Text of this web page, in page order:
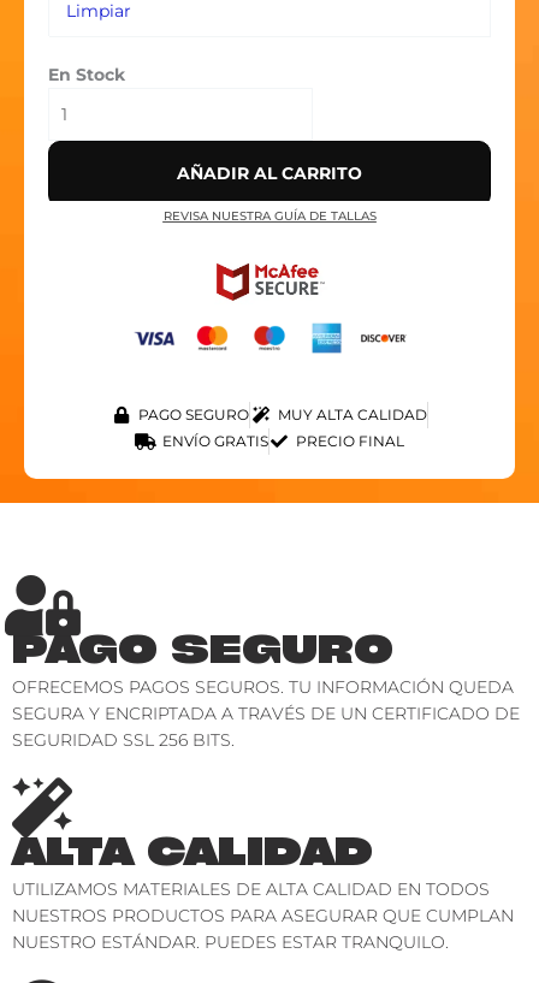
Limpiar
En Stock
AÑADIR AL CARRITO
REVISA NUESTRA GUÍA DE TALLAS
PAGO SEGURO
MUY ALTA CALIDAD
ENVÍO GRATIS
PRECIO FINAL
PAGO SEGURO
OFRECEMOS PAGOS SEGUROS. TU INFORMACIÓN QUEDA
SEGURA Y ENCRIPTADA A TRAVÉS DE UN CERTIFICADO DE
SEGURIDAD SSL 256 BITS.
ALTA CALIDAD
UTILIZAMOS MATERIALES DE ALTA CALIDAD EN TODOS
NUESTROS PRODUCTOS PARA ASEGURAR QUE CUMPLAN
NUESTRO ESTÁNDAR. PUEDES ESTAR TRANQUILO.